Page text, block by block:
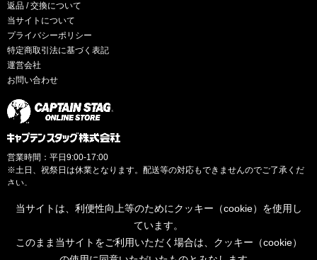
返品 / 交換について
当サイトについて
プライバシーポリシー
特定商取引法に基づく表記
運営会社
お問い合わせ
営業時間：平日9:00-17:00
※土日、祝祭日は休業となります。配送等の対応もできませんのでご了承くだ
さい。
当サイトは、利便性向上等のためにクッキー（cookie）を使用し
ています。
このまま当サイトをご利用いただく場合は、クッキー（cookie）